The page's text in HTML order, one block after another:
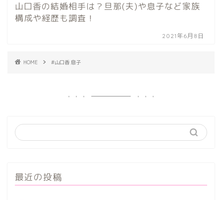
山口香の結婚相手は？旦那(夫)や息子など家族
構成や経歴も調査！
2021年6月8日
HOME #山口香 息子
最近の投稿